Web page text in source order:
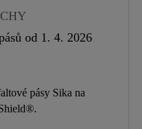
od 1. 4. 2026
pásy Sika na